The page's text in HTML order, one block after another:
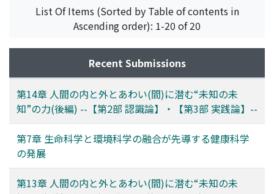
村瀬, 智子 ;村瀬, 雅俊;Murase, Tomoko;Murase,
List Of Items (Sorted by Table of contents in
Ascending order): 1-20 of 20
Recent Submissions
第14章 人間の内と外とあわい(間)に潜む“未知の未
知”の力(後編) --【第2部 認識論】・【第3部 実践論】--
第7章 生命科学と環境科学の融合が先導する健康科学
の発展
第13章 人間の内と外とあわい(間)に潜む“未知の未